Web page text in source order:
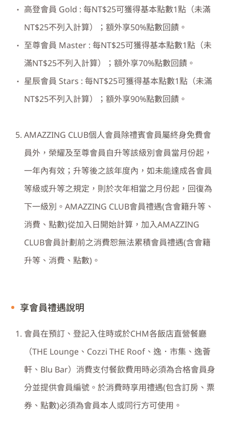
高登會員 Gold : 每NT$25可獲得基本點數1點（未滿
NT$25不列入計算）；額外享50%點數回饋。
至尊會員 Master : 每NT$25可獲得基本點數1點（未
滿NT$25不列入計算）；額外享70%點數回饋。
星辰會員 Stars : 每NT$25可獲得基本點數1點（未滿
NT$25不列入計算）；額外享90%點數回饋。
AMAZZING CLUB個人會員除禮賓會員屬終身免費會
員外，榮耀及至尊會員自升等該級別會員當月份起，
一年內有效；升等後之該年度內，如未能達成各會員
等級或升等之規定，則於次年相當之月份起，回復為
下一級別。AMAZZING CLUB會員禮遇(含會籍升等、
消費、點數)從加入日開始計算，加入AMAZZING
CLUB會員計劃前之消費恕無法累積會員禮遇(含會籍
升等、消費、點數)。
享會員禮遇說明
會員在預訂、登記入住時或於CHM各飯店直營餐廳
（THE Lounge 、 Cozzi THE Roof 、逸．市集、逸薈
軒、 Blu Bar）消費支付餐飲費用時必須為合格會員身
分並提供會員編號。於消費時享用禮遇(包含訂房、票
券、點數)必須為會員本人或同行方可使用。